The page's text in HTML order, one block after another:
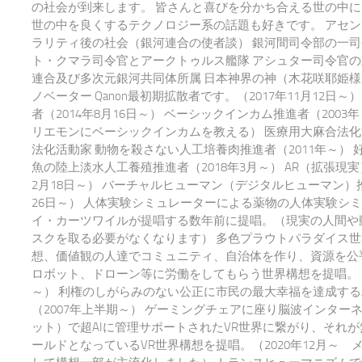
の社会が到来します。 皆さんと喜びを分かち合える世の中
世の中を良くするテクノロジー系の話題も好きです。 アセ
ラリティ後の社会（銀河連合の使者談） 銀河間司令部の一
ト・クマラ司令官とアークトゥルス艦隊 アシュター司令官
連合及び多次元銀河共同体所属 日本神界の神（木花咲耶姫
ノベーター Qanon最初期拡散者です。（2017年11月12日～）
者（2014年8月16日～） ベーシックインカム推進者（2003
リエモンにベーシックインカムを教える） 医療用大麻合法
法化活動家 動物を殺さない人工培養肉推進者（2011年～）
魚の陸上淡水人工養殖推進者（2018年3月～） AR（拡張現
2月18日～） バーチャルヒューマン（デジタルヒューマン）
26日～） 人体実験シミュレーターによる薬物の人体実験シ
イ・カーツワイルが提唱する数年前に提唱。（現実の人間
スクを取る必要がなくなります） 多色プラウトパラダイス
想、価値観の人達でコミュニティ、自治体を作り、資源を
ロボット、ドローン等に労働をしてもらう世界構想を提唱。
～） 利権のしがらみのない公正に市民の最大幸福を達成す
（2007年上半期～） ゲーミングチェアに座り脳波インター
ット）で超AIに管理サポートされたVR世界に繋がり、それ
ールドとなっているVR世界構想を提唱。（2020年12月～